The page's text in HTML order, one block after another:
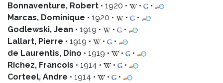
Bonnaventure, Robert • 1920 • •
•
Marcas, Dominique • 1920 • •
•
Godlewski, Jean • 1919 • •
•
Lallart, Pierre • 1919 • •
•
de Laurentis, Dino • 1919 • •
•
Richez, Francois • 1914 • •
•
Corteel, Andre • 1914 • •
•